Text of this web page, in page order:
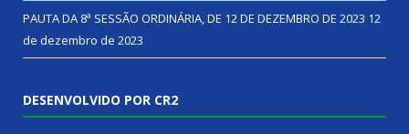
PAUTA DA 8ª SESSÃO ORDINÁRIA, DE 12 DE DEZEMBRO DE 2023 12
de dezembro de 2023
DESENVOLVIDO POR CR2